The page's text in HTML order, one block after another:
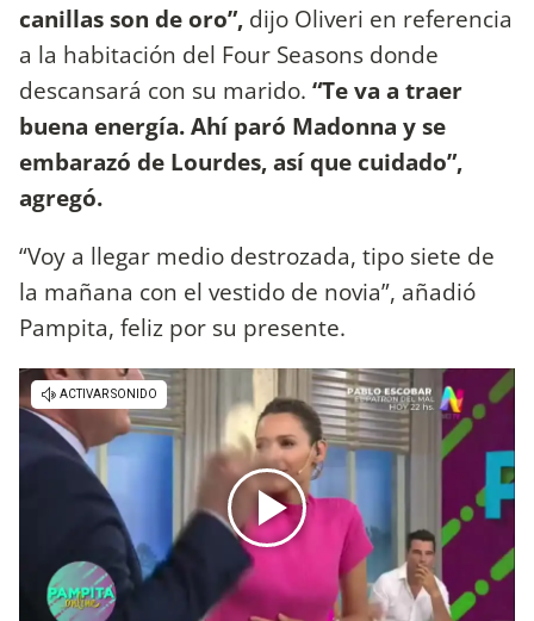
canillas son de oro”, dijo Oliveri en referencia
a la habitación del Four Seasons donde
descansará con su marido. “Te va a traer
buena energía. Ahí paró Madonna y se
embarazó de Lourdes, así que cuidado”,
agregó.
“Voy a llegar medio destrozada, tipo siete de
la mañana con el vestido de novia”, añadió
Pampita, feliz por su presente.